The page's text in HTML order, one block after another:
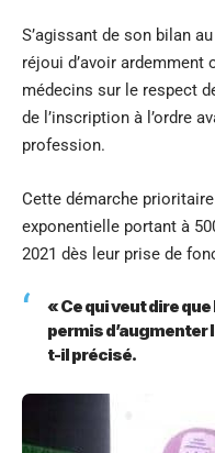
S’agissant de son bilan
réjoui d’avoir
médecins sur le respect
de l’inscription à l’ordre
profession.
Cette démarche
exponentielle portant à
2021 dès leur prise de
« Ce qui veut dire
permis d’augmenter
t-il précisé.